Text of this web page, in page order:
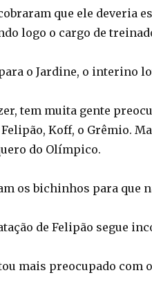
que ele deveria
logo o cargo de
o Jardine, o interino
tem muita gente
Koff, o Grêmio.
do Olímpico.
os bichinhos para que
de Felipão segue
mais preocupado com